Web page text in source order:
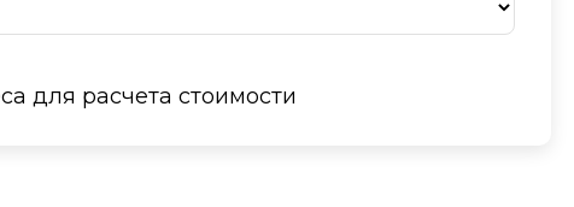
для расчета стоимости